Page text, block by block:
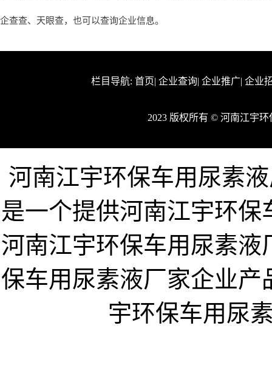
企查查、天眼查，也可以查询企业信息。
栏目导航: 首页| 企业查询| 企业推广| 企业
2023 版权所有 © 河南江宇
河南江宇环保车用尿素
是一个提供河南江宇环
河南江宇环保车用尿素
保车用尿素液厂家企业
宇环保车用尿